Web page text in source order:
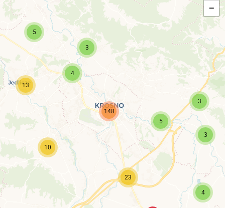
4
5
3
3
3
10
13
23
5
4
148
−